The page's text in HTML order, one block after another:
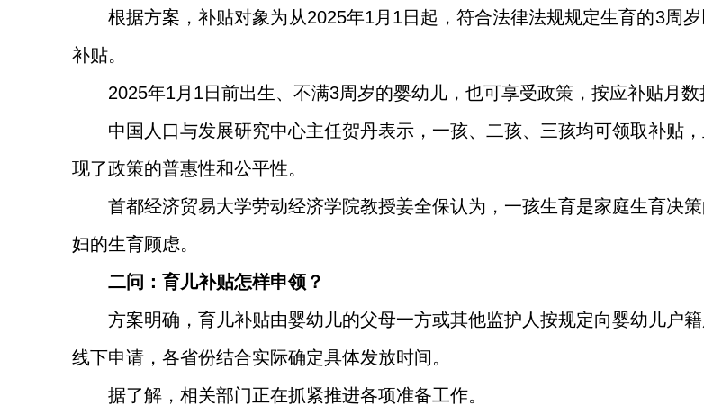
根据方案，补贴对象为从2025年1月1日起，符合法律法规规定生育的3周
补贴。
2025年1月1日前出生、不满3周岁的婴幼儿，也可享受政策，按应补贴月数
中国人口与发展研究中心主任贺丹表示，一孩、二孩、三孩均可领取补贴
现了政策的普惠性和公平性。
首都经济贸易大学劳动经济学院教授姜全保认为，一孩生育是家庭生育决
妇的生育顾虑。
二问：育儿补贴怎样申领？
方案明确，育儿补贴由婴幼儿的父母一方或其他监护人按规定向婴幼儿户
线下申请，各省份结合实际确定具体发放时间。
据了解，相关部门正在抓紧推进各项准备工作。